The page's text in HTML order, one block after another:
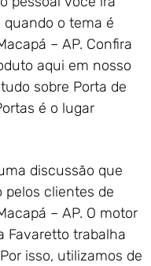
em Nova Friburgo –
o tema é
– AP. Confira
aqui em nosso
sobre Porta de
é o lugar
discussão que
clientes de
– AP. O motor
Favaretto trabalha
isso, utilizamos de